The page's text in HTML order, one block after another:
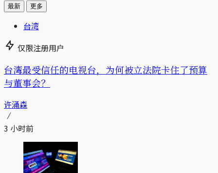
最新 更多
台湾
仅限注册用户
台湾最受信任的电视台，为何被立法院卡住了预算
与董事会？
许涌森
3 小时前